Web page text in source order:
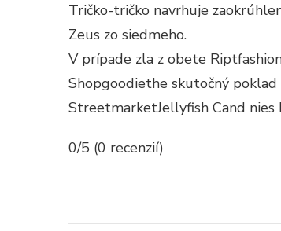
Tričko-tričko navrhuje
Zeus zo siedmeho.
V prípade zla z obete
Shopgoodiethe skutočný
StreetmarketJellyfish Cand nies
0/5 (0 recenzií)